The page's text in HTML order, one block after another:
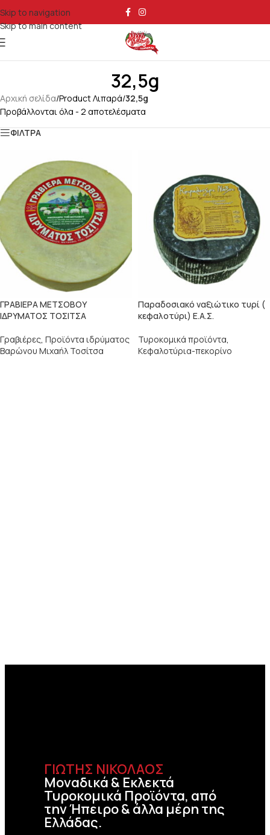
Skip to navigation
Skip to main content
32,5g
Αρχική σελίδα/Product Λιπαρά/32,5g
Προβάλλονται όλα - 2 αποτελέσματα
ΦΙΛΤΡΑ
ΓΡΑΒΙΕΡΑ ΜΕΤΣΟΒΟΥ
ΙΔΡΥΜΑΤΟΣ ΤΟΣΙΤΣΑ
Γραβιέρες, Προϊόντα ιδρύματος
Βαρώνου Μιχαήλ Τοσίτσα
Παραδοσιακό ναξιώτικο τυρί (
κεφαλοτύρι) Ε.Α.Σ.
Τυροκομικά προϊόντα,
Κεφαλοτύρια-πεκορίνο
ΓΙΩΤΗΣ ΝΙΚΟΛΑΟΣ
Μοναδικά & Εκλεκτά
Τυροκομικά Προϊόντα, από
την Ήπειρο & άλλα μέρη της
Ελλάδας.